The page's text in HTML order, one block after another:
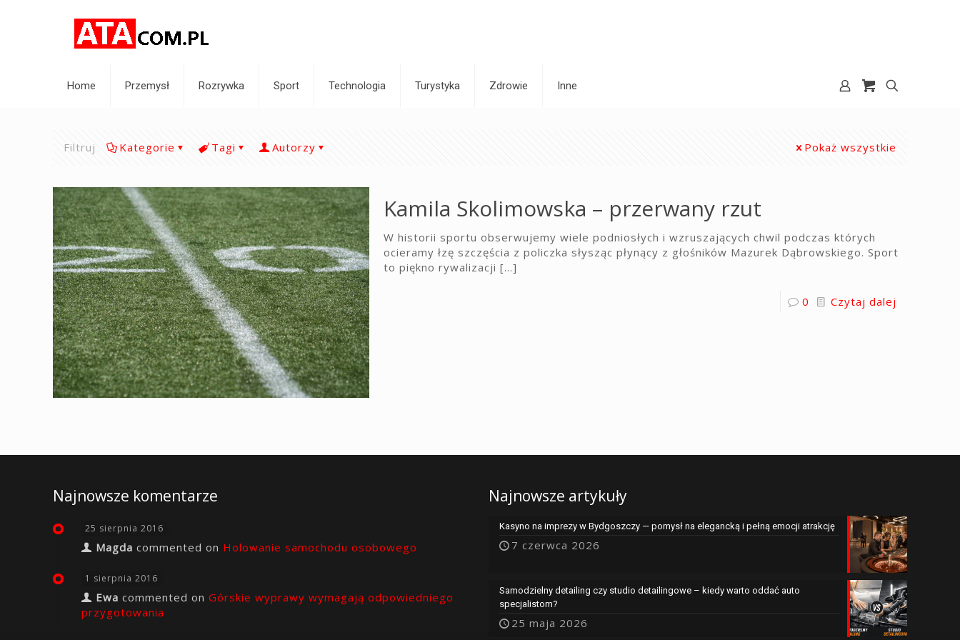
Home Przemysł Rozrywka Sport Technologia Turystyka Zdrowie Inne
Filtruj Kategorie Tagi Autorzy Pokaż wszystkie
Kamila Skolimowska – przerwany rzut
W historii sportu obserwujemy wiele podniosłych i wzruszających chwil podczas których
ocieramy łzę szczęścia z policzka słysząc płynący z głośników Mazurek Dąbrowskiego. Sport
to piękno rywalizacji […]
0 Czytaj dalej
Najnowsze komentarze
25 sierpnia 2016
Magda commented on Holowanie samochodu osobowego
1 sierpnia 2016
Ewa commented on Górskie wyprawy wymagają odpowiedniego
przygotowania
Najnowsze artykuły
Kasyno na imprezy w Bydgoszczy — pomysł na elegancką i pełną emocji atrakcję
7 czerwca 2026
Samodzielny detailing czy studio detailingowe – kiedy warto oddać auto
specjalistom?
25 maja 2026